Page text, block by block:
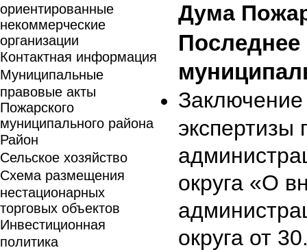
ориентированные
некоммерческие
организации
Контактная информация
Муниципальные
правовые акты
Пожарского
муниципального района
Район
Сельское хозяйство
Схема размещения
нестационарных
торговых объектов
Инвестиционная
политика
Дума
Заключение
экспертизы
округа «О
округа от